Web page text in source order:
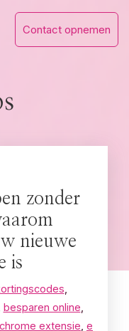
Contact opnemen
zonder
nieuwe
is
besparen online
chrome extensie e